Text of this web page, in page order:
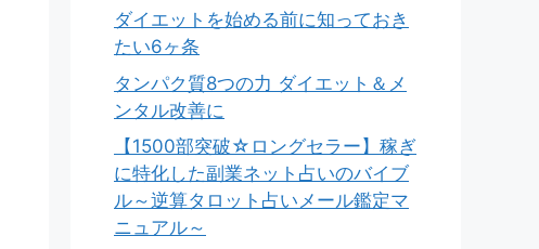
ダイエットを始める前に知っておき
たい6ヶ条
タンパク質8つの力 ダイエット＆メ
ンタル改善に
【1500部突破☆ロングセラー】稼ぎ
に特化した副業ネット占いのバイブ
ル～逆算タロット占いメール鑑定マ
ニュアル～